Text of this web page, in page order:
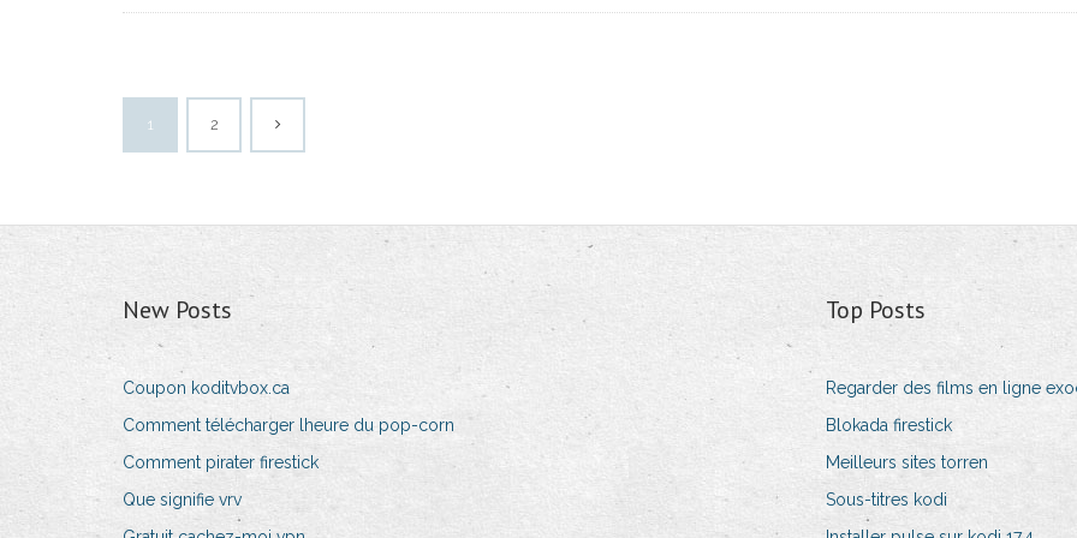
1 2
New Posts
Coupon koditvbox.ca
Comment télécharger lheure du pop-corn
Comment pirater firestick
Que signifie vrv
Top Posts
Regarder des films en ligne
Blokada firestick
Meilleurs sites torren
Sous-titres kodi